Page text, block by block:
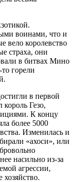
воинами, что и
вело королевство
страха, они
в битвах Мино
горели
в первой
Гезо,
К концу
более 5000
Изменилась и
«ахоси», или
насильно из-за
агрессии,